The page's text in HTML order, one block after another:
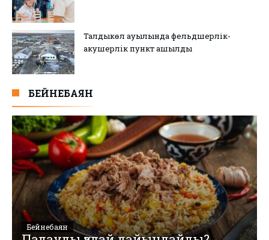
Талдыкөл ауылында фельдшерлік-
акушерлік пункт ашылды
БЕЙНЕБАЯН
Бейнебаян